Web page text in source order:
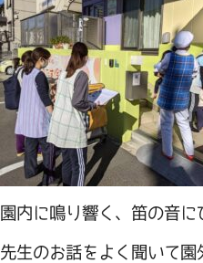
園内に鳴り響く、笛の音
先生のお話をよく聞いて園